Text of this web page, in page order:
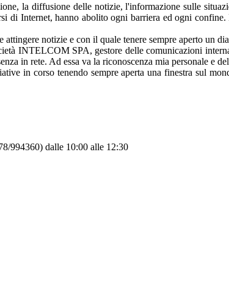
la diffusione delle notizie, l'informazione sulle
Internet, hanno abolito ogni barriera ed ogni
notizie e con il quale tenere sempre aperto un
INTELCOM SPA, gestore delle comunicazioni
in rete. Ad essa va la riconoscenza mia personale e
in corso tenendo sempre aperta una finestra sul
994360) dalle 10:00 alle 12:30